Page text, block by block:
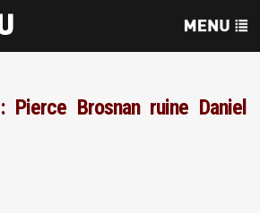
Brosnan ruine Daniel